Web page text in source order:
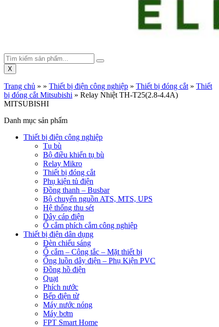
X
Trang chủ » » Thiết bị điện công nghiệp » Thiết bị đóng cắt » Thiết
bị đóng cắt Mitsubishi » Relay Nhiệt TH-T25(2.8-4.4A)
MITSUBISHI
Danh mục sản phẩm
Thiết bị điện công nghiệp
Tụ bù
Bộ điều khiển tụ bù
Relay Mikro
Thiết bị đóng cắt
Phụ kiện tủ điện
Đồng thanh – Busbar
Bộ chuyển nguồn ATS, MTS, UPS
Hệ thống thu sét
Dây cáp điện
Ổ cắm phích cắm công nghiệp
Thiết bị điện dân dụng
Đèn chiếu sáng
Ổ cắm – Công tắc – Mặt thiết bị
Ống luồn dây điện – Phụ Kiện PVC
Đồng hồ điện
Quạt
Phích nước
Bếp điện từ
Máy nước nóng
Máy bơm
FPT Smart Home